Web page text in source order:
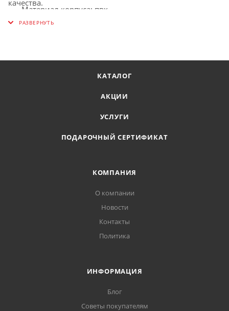
качества.
Ретрика, часто используют дизайнеры в своих
Вашего дома, но и отличное декоративное решение.
Материал корпуса: пвх
Сечение: 1
КАТАЛОГ
АКЦИИ
УСЛУГИ
ПОДАРОЧНЫЙ СЕРТИФИКАТ
КОМПАНИЯ
О компании
Новости
Контакты
Политика
ИНФОРМАЦИЯ
Блог
Советы покупателям